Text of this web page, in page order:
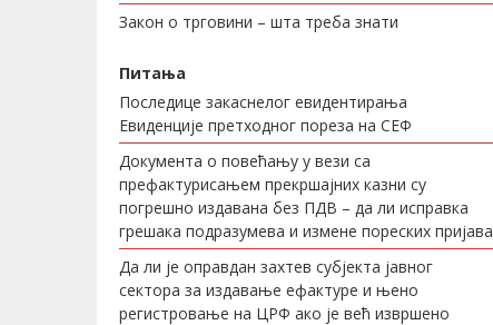
Закон о трговини – шта треба знати
Питања
Последице закаснелог евидентирања
Евиденције претходног пореза на СЕФ
Документа о повећању у вези са
префактурисањем прекршајних казни су
погрешно издавана без ПДВ – да ли исправка
грешака подразумева и измене пореских пријава
Да ли је оправдан захтев субјекта јавног
сектора за издавање ефактуре и њено
регистровање на ЦРФ ако је већ извршено